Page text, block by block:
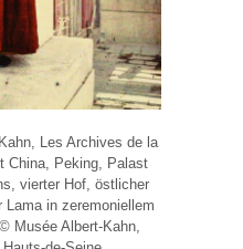
Les Archives de la
China, Peking, Palast
vierter Hof, östlicher
in zeremoniellem
Musée Albert-Kahn,